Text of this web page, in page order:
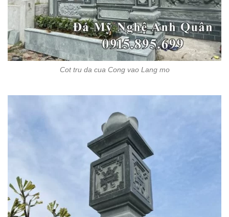
Cot tru da cua Cong vao Lang mo